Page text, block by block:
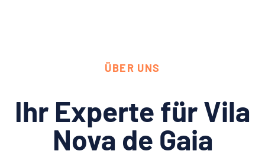
ÜBER UNS
Ihr Experte für Vila
Nova de Gaia